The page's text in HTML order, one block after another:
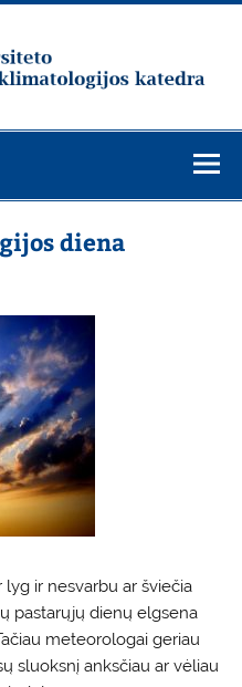
universiteto
Hidrologijos ir
katedra
diena
lyg ir nesvarbu ar šviečia
pastarųjų dienų elgsena
meteorologai geriau
sluoksnį anksčiau ar vėliau